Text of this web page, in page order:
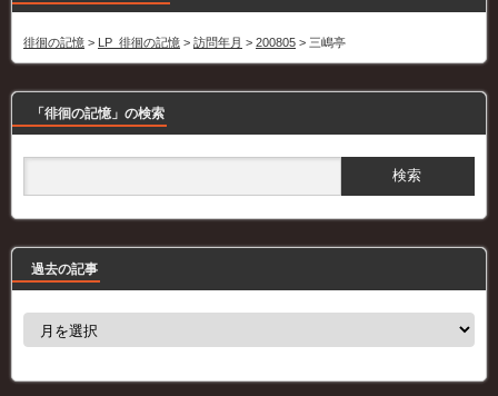
徘徊の記憶 > LP_徘徊の記憶 > 訪問年月 > 200805 > 三嶋亭
「徘徊の記憶」の検索
過去の記事
過
事